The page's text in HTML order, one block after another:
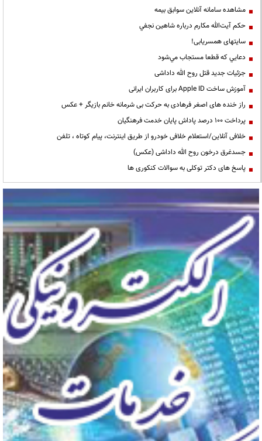
مشاهده سامانه آنلاين سوابق بیمه
حكم آيت‌الله مكارم درباره شاهين نجفي
سایتهای همسریابی!
دعايي كه قطعا مستجاب مي‌شود
جزئیات جدید قتل روح الله داداشی
آموزش ساخت Apple ID برای کاربران ایرانی
راز خنده های اصغر فرهادی به حرکت بی شرمانه خانم بازیگر + عکس
پرداخت ۱۰۰ درصد پاداش پایان خدمت فرهنگیان
خلافی آنلاین/استعلام خلافی خودرو از طریق اینترنت، پیام کوتاه ، تلفن
جسدغرق درخون روح الله داداشی (عکس)
پاسخ های دکتر توکلی به سوالات کنکوری ها